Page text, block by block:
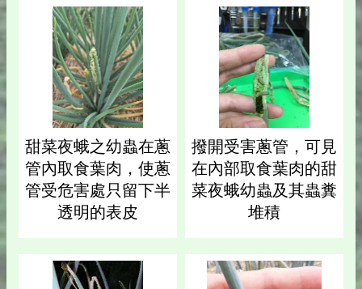
甜菜夜蛾之幼蟲在蔥
管內取食葉肉，使蔥
管受危害處只留下半
透明的表皮
撥開受害蔥管，可見
在內部取食葉肉的甜
菜夜蛾幼蟲及其蟲糞
堆積